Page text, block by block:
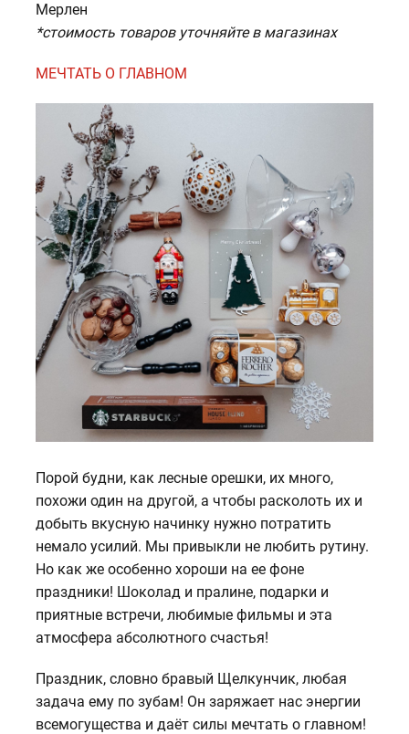
Мерлен
*стоимость товаров уточняйте в магазинах
МЕЧТАТЬ О ГЛАВНОМ
Порой будни, как лесные орешки, их много,
похожи один на другой, а чтобы расколоть их и
добыть вкусную начинку нужно потратить
немало усилий. Мы привыкли не любить рутину.
Но как же особенно хороши на ее фоне
праздники! Шоколад и пралине, подарки и
приятные встречи, любимые фильмы и эта
атмосфера абсолютного счастья!
Праздник, словно бравый Щелкунчик, любая
задача ему по зубам! Он заряжает нас энергии
всемогущества и даёт силы мечтать о главном!